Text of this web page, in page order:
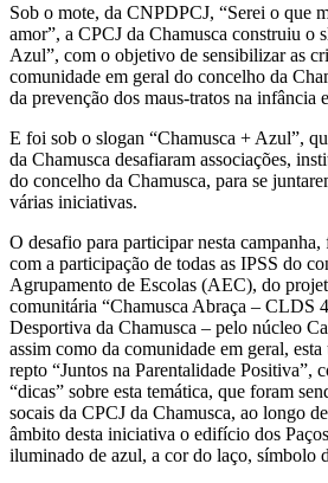
Sob o mote, da CNPDPCJ, “Serei o que
amor”, a CPCJ da Chamusca construiu o
Azul”, com o objetivo de sensibilizar as
comunidade em geral do concelho da
da prevenção dos maus-tratos na infância
E foi sob o slogan “Chamusca + Azul”,
da Chamusca desafiaram associações,
do concelho da Chamusca, para se
várias iniciativas.
O desafio para participar nesta
com a participação de todas as IPSS do
Agrupamento de Escolas (AEC), do
comunitária “Chamusca Abraça – CLDS
Desportiva da Chamusca – pelo núcleo
assim como da comunidade em geral,
repto “Juntos na Parentalidade Positiva”,
“dicas” sobre esta temática, que foram
socais da CPCJ da Chamusca, ao longo
âmbito desta iniciativa o edifício dos
iluminado de azul, a cor do laço, símbolo